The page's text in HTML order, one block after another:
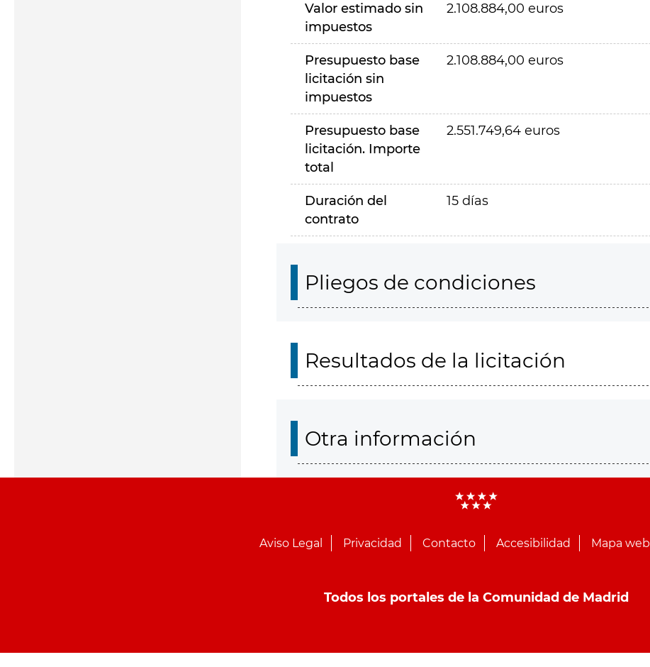
Valor estimado sin
impuestos
2.108.884,00 euros
Presupuesto base
licitación sin
impuestos
2.108.884,00 euros
Presupuesto base
licitación. Importe
total
2.551.749,64 euros
Duración del
contrato
15 días
Pliegos de condiciones
Resultados de la licitación
Otra información
Aviso Legal Privacidad Contacto Accesibilidad Mapa web
Todos los portales de la Comunidad de Madrid